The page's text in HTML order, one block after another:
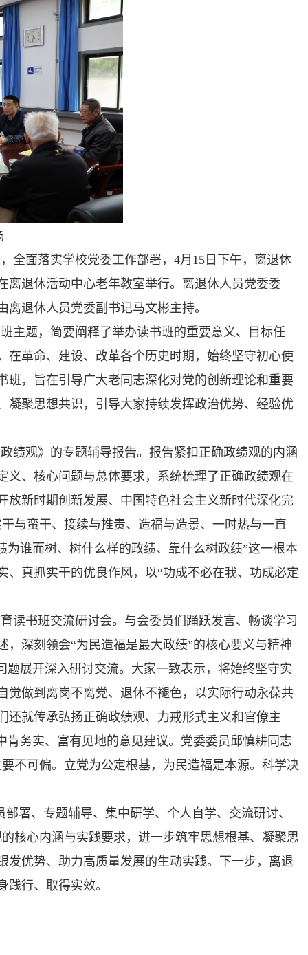
全面落实学校党委工作部署，4月15日下午，离退休
离退休活动中心老年教室举行。离退休人员党委委
退休人员党委副书记马文彬主持。
主题，简要阐释了举办读书班的重要意义、目标任
革命、建设、改革各个历史时期，始终坚守初心使
，旨在引导广大老同志深化对党的创新理论和重要
聚思想共识，引导大家持续发挥政治优势、经验优
绩观》的专题辅导报告。报告紧扣正确政绩观的内涵
、核心问题与总体要求，系统梳理了正确政绩观在
新时期创新发展、中国特色社会主义新时代深化完
与蛮干、接续与推责、造福与造景、一时热与一直
谁而树、树什么样的政绩、靠什么树政绩”这一根本
真抓实干的优良作风，以“功成不必在我、功成必定
读书班交流研讨会。与会委员们踊跃发言、畅谈学习
深刻领会“为民造福是最大政绩”的核心要义与精神
展开深入研讨交流。大家一致表示，将始终坚守实
做到离岗不离党、退休不褪色，以实际行动永葆共
就传承弘扬正确政绩观、力戒形式主义和官僚主
务实、富有见地的意见建议。党委委员邱慎耕同志
不可偏。立党为公定根基，为民造福是本源。科学决
署、专题辅导、集中研学、个人自学、交流研讨、
核心内涵与实践要求，进一步筑牢思想根基、凝聚思
优势、助力高质量发展的生动实践。下一步，离退
行、取得实效。